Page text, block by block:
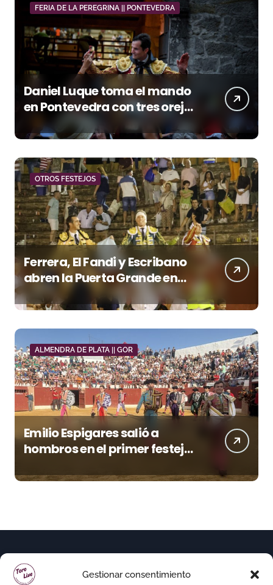
Gestionar consentimiento
FERIA DE LA PEREGRINA || PONTEVEDRA
Daniel Luque toma el mando
en Pontevedra con tres orejas
y una Puerta Grande de peso
OTROS FESTEJOS
Ferrera, El Fandi y Escribano
abren la Puerta Grande en
una tarde triunfal en Azuaga
ALMENDRA DE PLATA || GOR
Emilio Espigares salió a
hombros en el primer festejo
la Feria de Gor